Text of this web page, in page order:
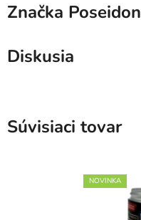
Značka Poseidon
Diskusia
Súvisiaci tovar
NOVINKA